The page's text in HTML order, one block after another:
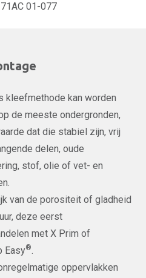
01-077
kleefmethode kan worden
de meeste ondergronden,
dat die stabiel zijn, vrij
delen, oude
stof, olie of vet- en
van de porositeit of gladheid
deze eerst
met X Prim of
Easy®.
oppervlakken